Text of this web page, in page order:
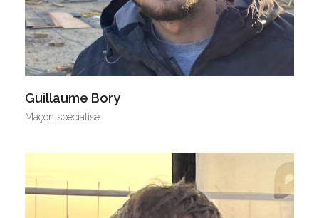
Guillaume Bory
Maçon spécialisé